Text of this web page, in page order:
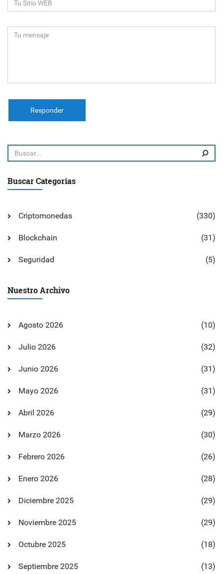
Responder
Buscar Categorías
Criptomonedas (330)
Blockchain (31)
Seguridad (5)
Nuestro Archivo
Agosto 2026 (10)
Julio 2026 (32)
Junio 2026 (31)
Mayo 2026 (31)
Abril 2026 (29)
Marzo 2026 (30)
Febrero 2026 (26)
Enero 2026 (28)
Diciembre 2025 (29)
Noviembre 2025 (29)
Octubre 2025 (18)
Septiembre 2025 (13)